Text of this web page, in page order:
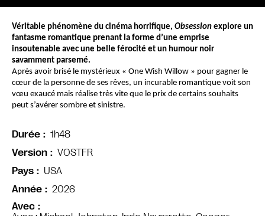
Avec
Véritable phénomène du cinéma horrifique, Obsession explore un
fantasme romantique prenant la forme d’une emprise
insoutenable avec une belle férocité et un humour noir
savamment parsemé.
Après avoir brisé le mystérieux « One Wish Willow » pour gagner le
cœur de la personne de ses rêves, un incurable romantique voit son
vœu exaucé mais réalise très vite que le prix de certains souhaits
peut s’avérer sombre et sinistre.
Durée
1h48
Version
VOSTFR
Pays
USA
Année
2026